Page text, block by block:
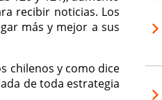
recibir noticias. Los
más y mejor a sus
chilenos y como dice
de toda estrategia